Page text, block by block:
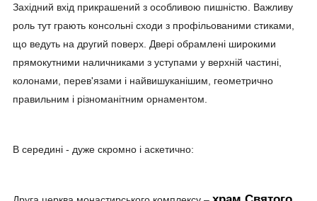
Західний вхід прикрашений з особливою пишністю. Важливу
роль тут грають консольні сходи з профільованими стиками,
що ведуть на другий поверх. Двері обрамлені широкими
прямокутними наличниками з уступами у верхній частині,
колонами, перев'язами і найвишуканішим, геометрично
правильним і різноманітним орнаментом.
В середині - дуже скромно і аскетично: